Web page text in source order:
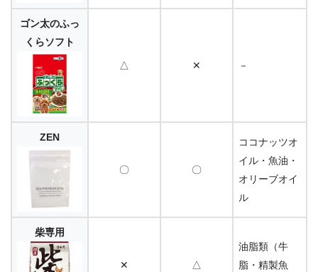
ゴン太のふっ
くらソフト
△ ✕ －
ZEN
〇 〇
ココナッツオ
イル・魚油・
オリーブオイ
ル
柴専用
✕ △
油脂類（牛
脂・精製魚